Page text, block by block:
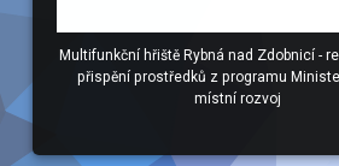
Multifunkční hřiště Rybná nad Zdobnicí -
přispění prostředků z programu
místní rozvoj